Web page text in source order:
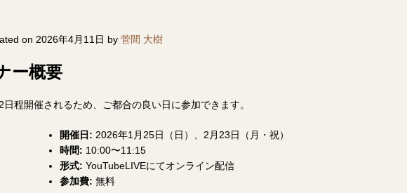
on 2026年4月11日 by 菅間 大樹
ー概要
日程開催されるため、ご都合の良い日に参加できます。
開催日: 2026年1月25日（日）、2月23日（月・祝）
時間: 10:00〜11:15
形式: YouTubeLIVEにてオンライン配信
参加費: 無料